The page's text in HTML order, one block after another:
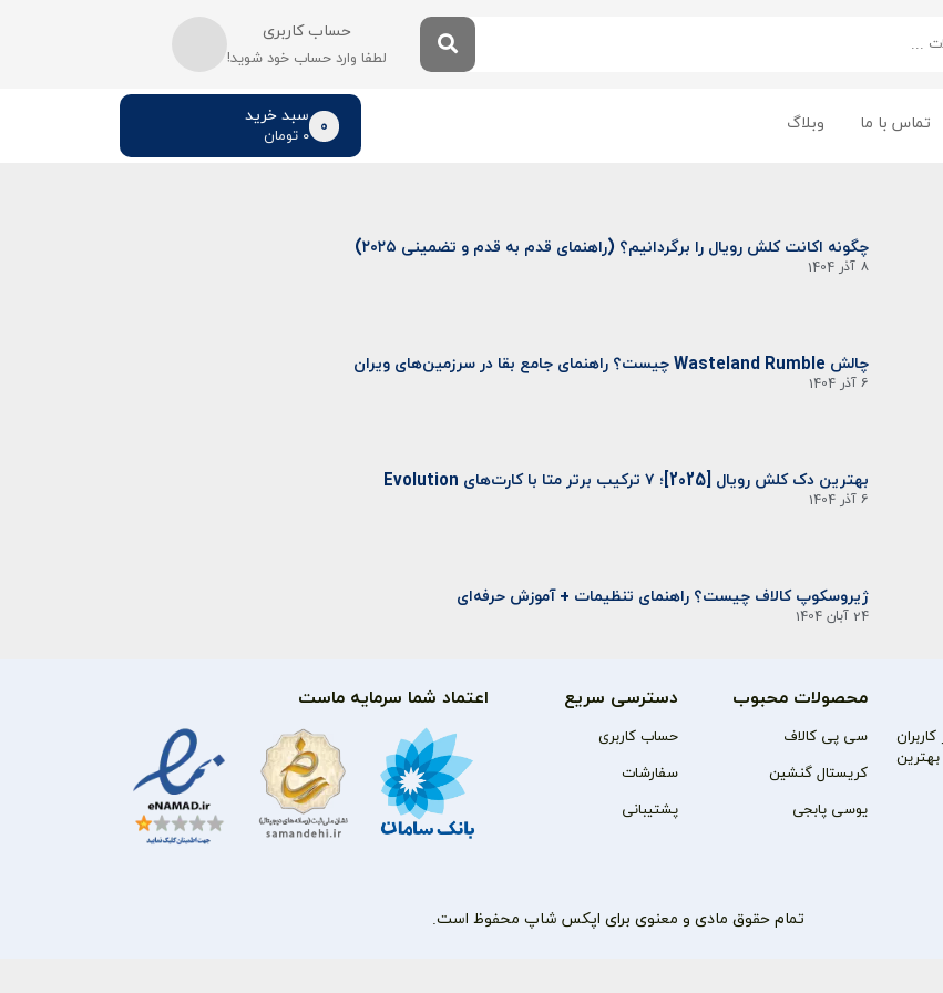
حساب کاربری
لطفا وارد حساب خود شوید!
تماس با ما وبلاگ سبد خرید
تومان۰
0
چگونه اکانت کلش رویال را برگردانیم؟ (راهنمای قدم به قدم و تضمینی ۲۰۲۵)
8 آذر 1404
چالش Wasteland Rumble چیست؟ راهنمای جامع بقا در سرزمین‌های ویران
6 آذر 1404
بهترین دک کلش رویال [2025]؛ ۷ ترکیب برتر متا با کارت‌های Evolution
6 آذر 1404
ژیروسکوپ کالاف چیست؟ راهنمای تنظیمات + آموزش حرفه‌ای
24 آبان 1404
محصولات محبوب
سی پی کالاف
کریستال گنشین
یوسی پابجی
دسترسی سریع
حساب کاربری
سفارشات
پشتیبانی
اعتماد شما سرمایه ماست
تمام حقوق مادی و معنوی برای اپکس شاپ محفوظ است.